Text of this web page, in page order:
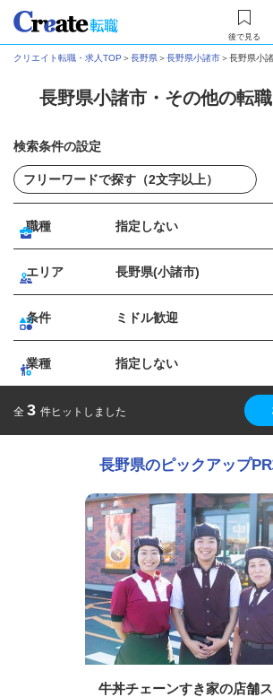
後で見る
クリエイト転職・求人TOP ＞長野県＞長野県小諸市＞長野県小
長野県小諸市・その他の転
検索条件の設定
職種 指定しない
エリア 長野県(小諸市)
条件 ミドル歓迎
業種 指定しない
全 3 件ヒットしました
長野県のピックアップ
牛丼チェーンすき家の店舗